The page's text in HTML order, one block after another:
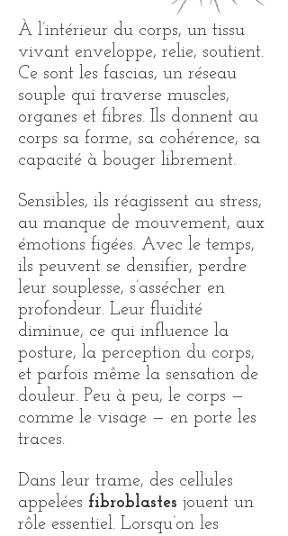
À l’intérieur du corps, un tissu
vivant enveloppe, relie, soutient.
Ce sont les fascias, un réseau
souple qui traverse muscles,
organes et fibres. Ils donnent au
corps sa forme, sa cohérence, sa
capacité à bouger librement.
Sensibles, ils réagissent au stress,
au manque de mouvement, aux
émotions figées. Avec le temps,
ils peuvent se densifier, perdre
leur souplesse, s’assécher en
profondeur. Leur fluidité
diminue, ce qui influence la
posture, la perception du corps,
et parfois même la sensation de
douleur. Peu à peu, le corps —
comme le visage — en porte les
traces.
Dans leur trame, des cellules
appelées fibroblastes jouent un
rôle essentiel. Lorsqu’on les